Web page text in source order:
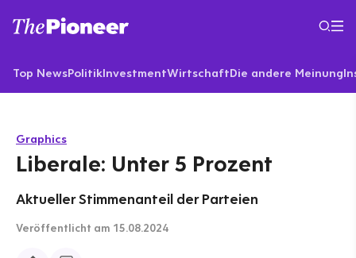
Top NewsPolitikInvestmentWirtschaftDie andere Meinung
Graphics
Liberale: Unter 5 Prozent
Aktueller Stimmenanteil der Parteien
Veröffentlicht am 15.08.2024